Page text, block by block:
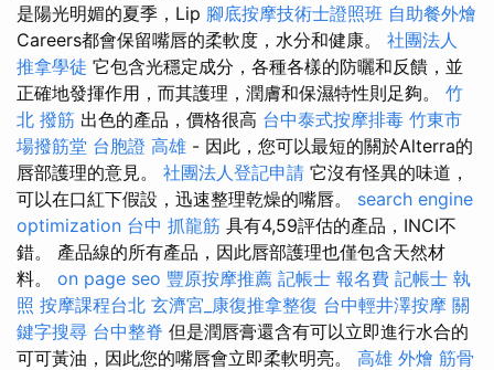
是陽光明媚的夏季，Lip 腳底按摩技術士證照班 自助餐外燴
Careers都會保留嘴唇的柔軟度，水分和健康。 社團法人
推拿學徒 它包含光穩定成分，各種各樣的防曬和反饋，並
正確地發揮作用，而其護理，潤膚和保濕特性則足夠。 竹
北 撥筋 出色的產品，價格很高 台中泰式按摩排毒 竹東市
場撥筋堂 台胞證 高雄 - 因此，您可以最短的關於Alterra的
唇部護理的意見。 社團法人登記申請 它沒有怪異的味道，
可以在口紅下假設，迅速整理乾燥的嘴唇。 search engine
optimization 台中 抓龍筋 具有4,59評估的產品，INCI不
錯。 產品線的所有產品，因此唇部護理也僅包含天然材
料。 on page seo 豐原按摩推薦 記帳士 報名費 記帳士 執
照 按摩課程台北 玄濟宮_康復推拿整復 台中輕井澤按摩 關
鍵字搜尋 台中整脊 但是潤唇膏還含有可以立即進行水合的
可可黃油，因此您的嘴唇會立即柔軟明亮。 高雄 外燴 筋骨